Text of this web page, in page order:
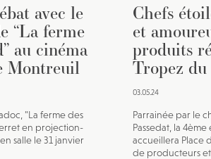
avec le
“La ferme
au cinéma
Montreuil
"La ferme des
en projection-
salle le 31 janvier
Chefs
et
produits
Tropez
03.05.24
Parrainée par le
Passedat, la
accueillera Place
de producteurs